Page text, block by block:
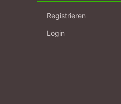
Registrieren
Login